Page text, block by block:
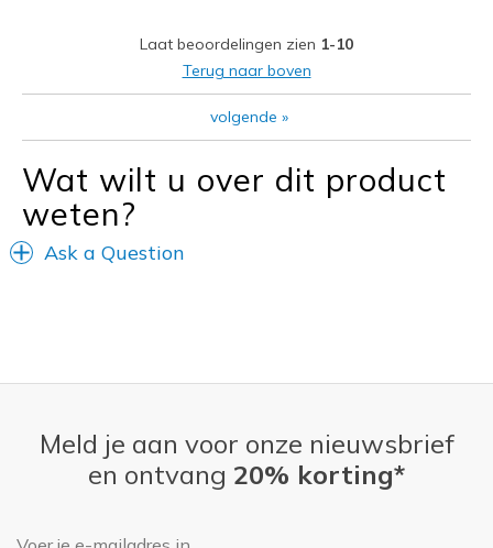
Travel
Sizing
Feels true to size
View On Shoes
Laat beoordelingen zien 1-10
Terug naar boven
volgende »
Wat wilt u over dit product
weten?
Ask a Question
Meld je aan voor onze nieuwsbrief
en ontvang 20% korting*
E-mailadres